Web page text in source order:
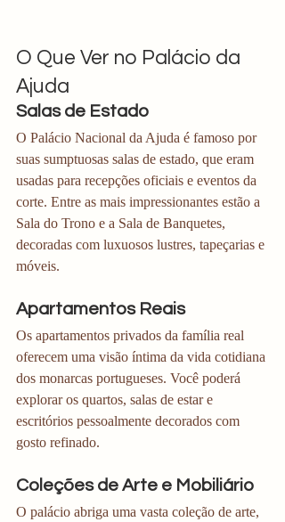
O Que Ver no Palácio da
Ajuda
Salas de Estado
O Palácio Nacional da Ajuda é famoso por
suas sumptuosas salas de estado, que eram
usadas para recepções oficiais e eventos da
corte. Entre as mais impressionantes estão a
Sala do Trono e a Sala de Banquetes,
decoradas com luxuosos lustres, tapeçarias e
móveis.
Apartamentos Reais
Os apartamentos privados da família real
oferecem uma visão íntima da vida cotidiana
dos monarcas portugueses. Você poderá
explorar os quartos, salas de estar e
escritórios pessoalmente decorados com
gosto refinado.
Coleções de Arte e Mobiliário
O palácio abriga uma vasta coleção de arte,